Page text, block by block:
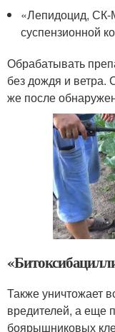
«Лепидоцид,
суспензионной
Обрабатывать
без дождя и ветра.
же после
Также уничтожает
вредителей, а еще
боярышниковых